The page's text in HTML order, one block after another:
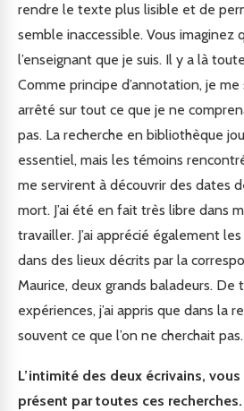
rendre le texte plus lisible et de
semble inaccessible. Vous imaginez
l’enseignant que je suis. Il y a là
Comme principe d’annotation, je
arrêté sur tout ce que je ne
pas. La recherche en bibliothèque
essentiel, mais les témoins
me servirent à découvrir des dates
mort. J’ai été en fait très libre dans
travailler. J’ai apprécié également
dans des lieux décrits par la
Maurice, deux grands baladeurs. De
expériences, j’ai appris que dans la
souvent ce que l’on ne cherchait pas.
L’intimité des deux écrivains,
présent par toutes ces